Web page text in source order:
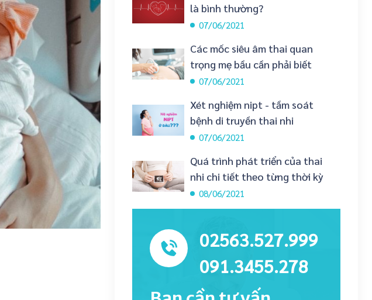
là bình thường?
07/06/2021
Các mốc siêu âm thai quan
trọng mẹ bầu cần phải biết
07/06/2021
Xét nghiệm nipt - tầm soát
bệnh di truyền thai nhi
07/06/2021
Quá trình phát triển của thai
nhi chi tiết theo từng thời kỳ
08/06/2021
02563.527.999
091.3455.278